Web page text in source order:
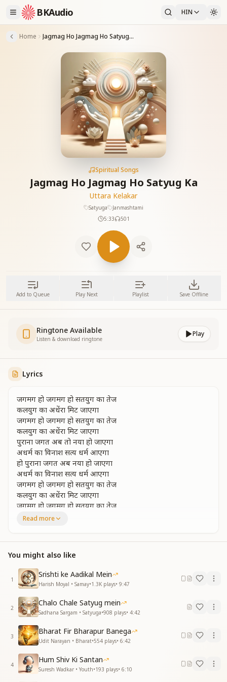
BKAudio HIN
Home Jagmag Ho Jagmag Ho Satyug Ka
Spiritual Songs
Jagmag Ho Jagmag Ho Satyug Ka
Uttara Kelakar
Satyuga
Janmashtami
5:33
501
Add to Queue Play Next Playlist Save Offline
Ringtone Available
Listen & download ringtone
Play
Lyrics
जगमग हो जगमग हो सतयुग का तेज
कलयुग का अधेंरा मिट जाएगा
जगमग हो जगमग हो सतयुग का तेज
कलयुग का अधेंरा मिट जाएगा
पुराना जगत अब तो नया हो जाएगा
अधर्म का विनाश सत्य धर्म आएगा
हो पुराना जगत अब नया हो जाएगा
अधर्म का विनाश सत्य धर्म आएगा
जगमग हो जगमग हो सतयुग का तेज
कलयुग का अधेंरा मिट जाएगा
जगमग हो जगमग हो सतयुग का तेज
कलयुग का अधेंरा मिट जाएगा
the darkness of the Iron Age will vanish.
Shine, shine the light of the Golden Age;
the darkness of the Iron Age will vanish.
The old world will now become new;
irreligion will be destroyed, true dharma will arise.
Yes, the old world will now become new;
irreligion will be destroyed, true dharma will arise.
Shine, shine the light of the Golden Age;
the darkness of the Iron Age will vanish.
Shine, shine the light of the Golden Age;
the darkness of the Iron Age will vanish.
श्री कृष्ण प्रथम देैवी राजकुमार होंगे
सर्वगुण संपन्न वो कहलायेंगे
Read more
You might also like
1
Srishti ke Aadikal Mein
Harish Moyal • Samay•1.3K plays• 9:47
2
Chalo Chale Satyug mein
Sadhana Sargam • Satyuga•908 plays• 4:42
3
Bharat Fir Bharapur Banega
Udit Narayan • Bharat•554 plays• 6:42
4
Hum Shiv Ki Santan
Suresh Wadkar • Youth•193 plays• 6:10